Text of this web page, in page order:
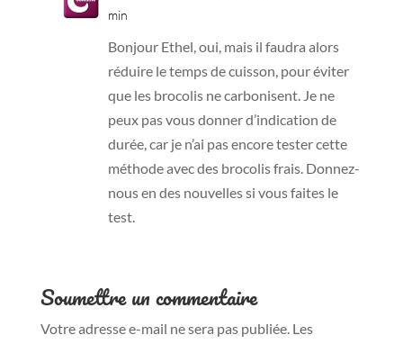
min
Bonjour Ethel, oui, mais il faudra alors
réduire le temps de cuisson, pour éviter
que les brocolis ne carbonisent. Je ne
peux pas vous donner d’indication de
durée, car je n’ai pas encore tester cette
méthode avec des brocolis frais. Donnez-
nous en des nouvelles si vous faites le
test.
Soumettre un commentaire
Votre adresse e-mail ne sera pas publiée. Les